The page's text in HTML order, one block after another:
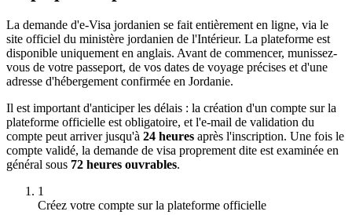
La demande d'e-Visa jordanien se fait entièrement en ligne, via le
site officiel du ministère jordanien de l'Intérieur. La plateforme est
disponible uniquement en anglais. Avant de commencer, munissez-
vous de votre passeport, de vos dates de voyage précises et d'une
adresse d'hébergement confirmée en Jordanie.
Il est important d'anticiper les délais : la création d'un compte sur la
plateforme officielle est obligatoire, et l'e-mail de validation du
compte peut arriver jusqu'à 24 heures après l'inscription. Une fois le
compte validé, la demande de visa proprement dite est examinée en
général sous 72 heures ouvrables.
1
Créez votre compte sur la plateforme officielle